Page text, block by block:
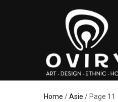
Home /Asie / Page 11